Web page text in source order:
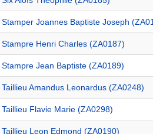
Stamper Joannes Baptiste Joseph
Stampre Henri Charles (ZA0187)
Stampre Jean Baptiste (ZA0189)
Taillieu Amandus Leonardus (ZA0248)
Taillieu Flavie Marie (ZA0298)
Taillieu Leon Edmond (ZA0190)